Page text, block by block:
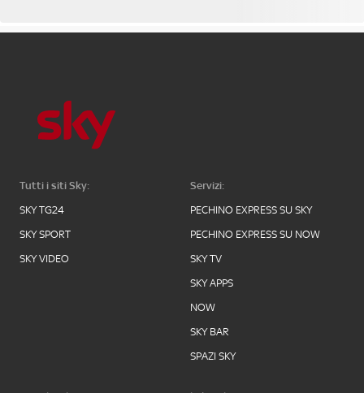
Tutti i siti Sky:
SKY TG24
SKY SPORT
SKY VIDEO
Servizi:
PECHINO EXPRESS SU SKY
PECHINO EXPRESS SU NOW
SKY TV
SKY APPS
NOW
SKY BAR
SPAZI SKY